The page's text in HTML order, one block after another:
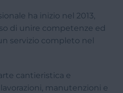
ha inizio nel 2013,
di unire competenze ed
servizio completo nel
cantieristica e
manutenzioni e